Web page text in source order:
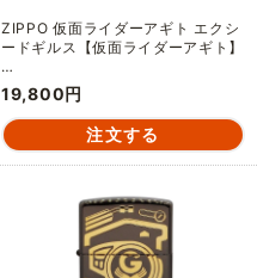
ZIPPO 仮面ライダーアギト エクシ
ードギルス【仮面ライダーアギト】
…
19,800円